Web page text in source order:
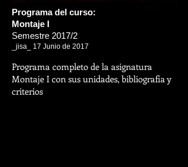
Programa del curso:
Montaje I
Semestre 2017/2
_jisa_ 17 Junio de 2017
Programa completo de la asignatura
Montaje I con sus unidades, bibliografia y
criterios